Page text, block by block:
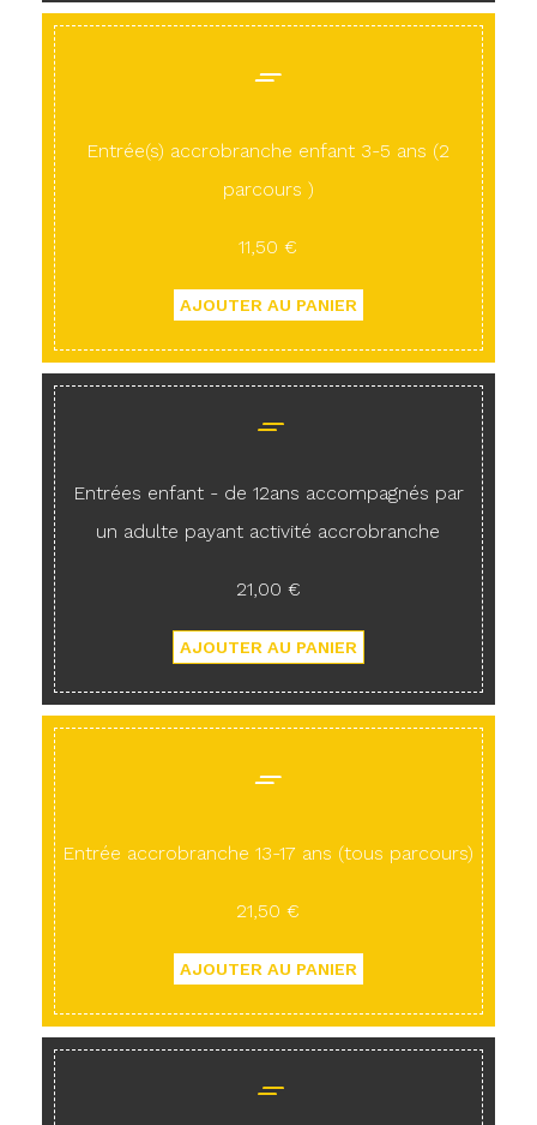
Entrée(s) accrobranche enfant 3-5 ans (2
parcours )
11,50 €
Entrées enfant - de 12ans accompagnés par
un adulte payant activité accrobranche
21,00 €
Entrée accrobranche 13-17 ans (tous parcours)
21,50 €